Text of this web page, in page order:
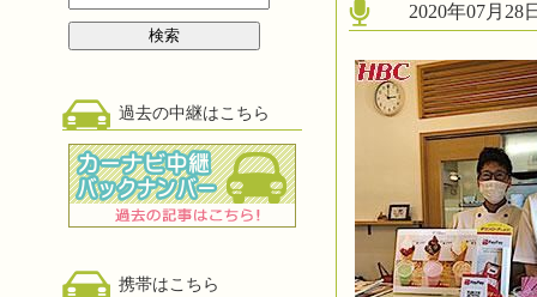
過去の中継はこちら
携帯はこちら
2020年07月